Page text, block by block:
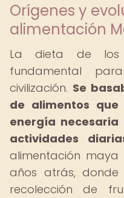
Orígenes y
alimentación
La dieta de los
fundamental
civilización. Se
de alimentos
energía
actividades
alimentación
años atrás,
recolección de